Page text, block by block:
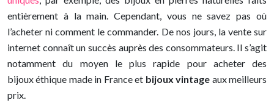
entièrement à la main. Cependant, vous ne savez pas où
l’acheter ni comment le commander. De nos jours, la vente sur
internet connaît un succès auprès des consommateurs. Il s’agit
notamment du moyen le plus rapide pour acheter des
bijoux éthique made in France et bijoux vintage aux meilleurs
prix.